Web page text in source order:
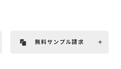
無料サンプル請求